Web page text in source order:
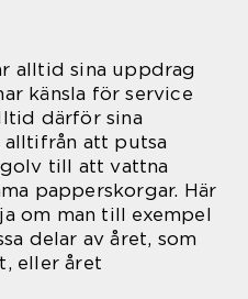
alltid sina uppdrag
känsla för service
därför sina
att putsa
till att vattna
papperskorgar. Här
om man till exempel
delar av året, som
eller året